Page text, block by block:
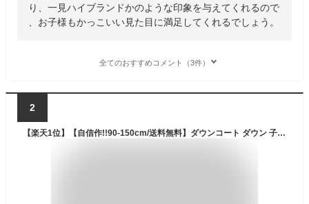
り、一見ハイブランドかのような印象を与えてくれるので
、お子様もかっこいい見た目に満足してくれるでしょう。
全てのおすすめコメント（3件）
2
【楽天1位】【自信作!!90-150cm/送料無料】ダウンコート ダウン 子供 ダウンジャケット キッズ ダウンコート キッズダウンコート 男の子 女の子 アウター ジャンパー 中綿 コート 防寒 防風 撥水 ジッパー フード付き ジュニア おしゃれ ダウン90％ 120 130 140 150